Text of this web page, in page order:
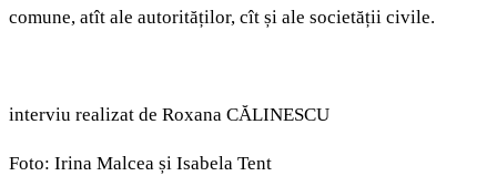
comune, atît ale autorităților, cît și ale societății civile.
interviu realizat de Roxana CĂLINESCU
Foto: Irina Malcea și Isabela Tent